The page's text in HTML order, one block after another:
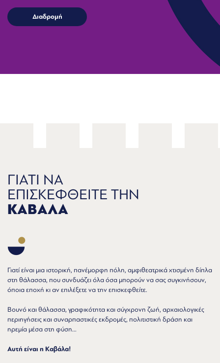
ΓΙΑΤΙ ΝΑ
ΕΠΙΣΚΕΦΘΕΙΤΕ ΤΗΝ
ΚΑΒΑΛΑ
Γιατί είναι μια ιστορική, πανέμορφη πόλη, αμφιθεατρικά χτισμένη δίπλα
στη θάλασσα, που συνδυάζει όλα όσα μπορούν να σας συγκινήσουν,
όποια εποχή κι αν επιλέξετε να την επισκεφθείτε.
Βουνό και θάλασσα, γραφικότητα και σύγχρονη ζωή, αρχαιολογικές
περιηγήσεις και συναρπαστικές εκδρομές, πολιτιστική δράση και
ηρεμία μέσα στη φύση...
Αυτή είναι η Καβάλα!